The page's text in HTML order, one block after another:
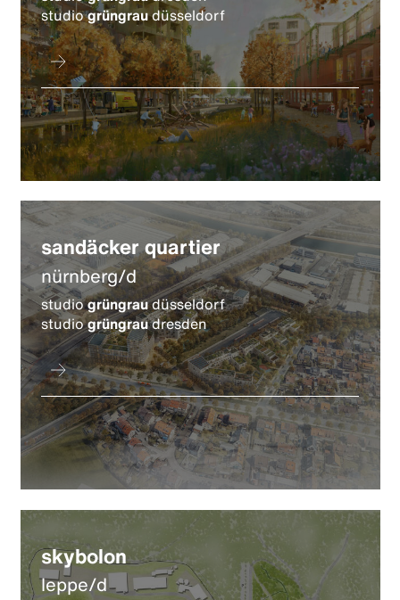
studiogrüngraudüsseldorf
sandäcker quartier
nürnberg/d
studiogrüngraudüsseldorf
studiogrüngraudresden
skybolon
leppe/d